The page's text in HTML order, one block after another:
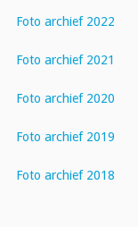
Foto archief 2022
Foto archief 2021
Foto archief 2020
Foto archief 2019
Foto archief 2018